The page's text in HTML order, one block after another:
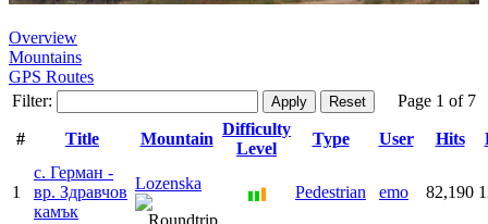
Overview
Mountains
GPS Routes
Filter:
Apply Reset Page 1 of 7
# Title Mountain
Difficulty
Level
Type User Hits
1
с. Герман -
вр. Здравчов
камък
Lozenska Pedestrian emo 82,190